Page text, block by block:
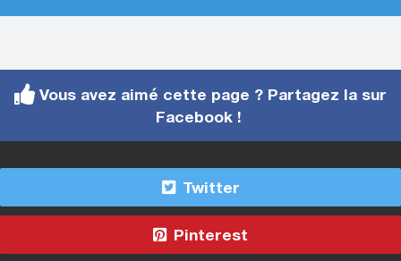
Vous avez aimé cette page ? Partagez la sur
Facebook !
Twitter
Pinterest